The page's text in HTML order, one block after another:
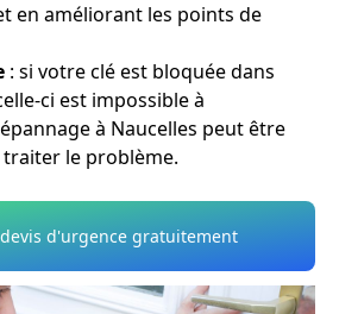
en améliorant les points de
: si votre clé est bloquée dans
ci est impossible à
à Naucelles peut être
le problème.
d'urgence gratuitement